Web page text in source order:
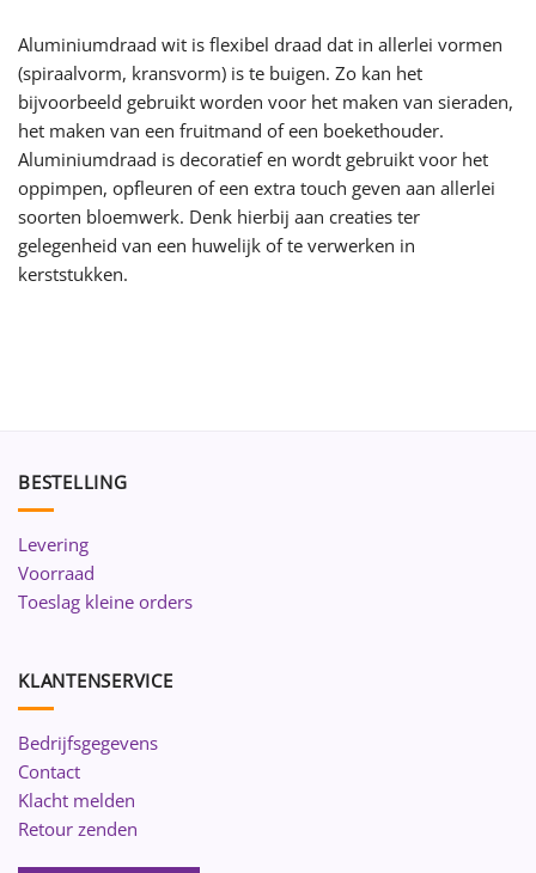
Aluminiumdraad wit is flexibel draad dat in allerlei vormen
(spiraalvorm, kransvorm) is te buigen. Zo kan het
bijvoorbeeld gebruikt worden voor het maken van sieraden,
het maken van een fruitmand of een boekethouder.
Aluminiumdraad is decoratief en wordt gebruikt voor het
oppimpen, opfleuren of een extra touch geven aan allerlei
soorten bloemwerk. Denk hierbij aan creaties ter
gelegenheid van een huwelijk of te verwerken in
kerststukken.
BESTELLING
Levering
Voorraad
Toeslag kleine orders
KLANTENSERVICE
Bedrijfsgegevens
Contact
Klacht melden
Retour zenden